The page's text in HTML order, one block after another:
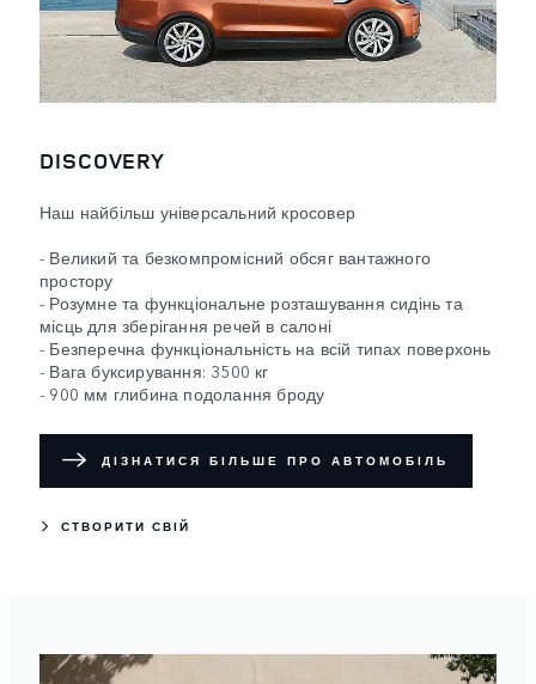
DISCOVERY
Наш найбільш універсальний кросовер
- Великий та безкомпромісний обсяг вантажного
простору
- Розумне та функціональне розташування сидінь та
місць для зберігання речей в салоні
- Безперечна функціональність на всій типах поверхонь
- Вага буксирування: 3500 кг
- 900 мм глибина подолання броду
ДІЗНАТИСЯ БІЛЬШЕ ПРО АВТОМОБІЛЬ
СТВОРИТИ СВІЙ